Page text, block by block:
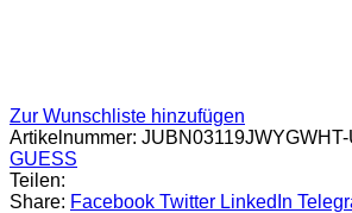
Zur Wunschliste hinzufügen
Artikelnummer:
GUESS
Teilen:
Share: Facebook Twitter LinkedIn